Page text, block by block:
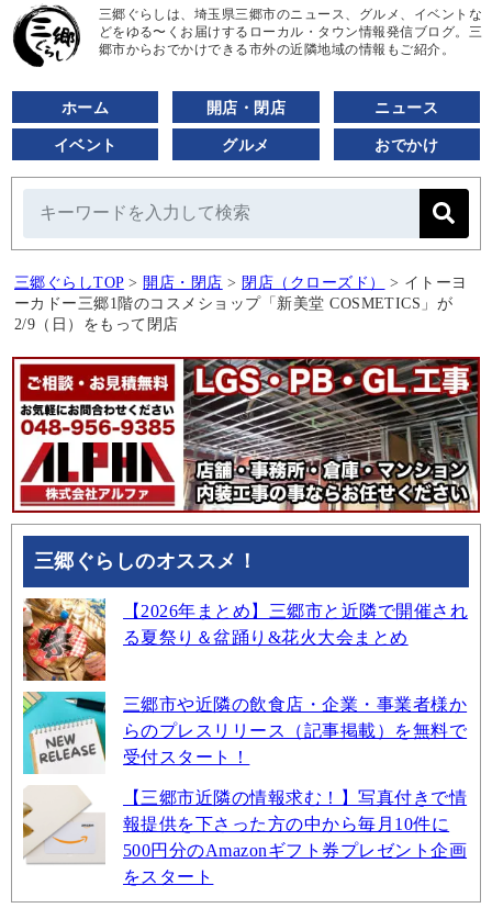
三郷ぐらしは、埼玉県三郷市のニュース、グルメ、イベントな
どをゆる〜くお届けするローカル・タウン情報発信ブログ。三
郷市からおでかけできる市外の近隣地域の情報もご紹介。
ホーム 開店・閉店 ニュース
イベント グルメ おでかけ
三郷ぐらしTOP > 開店・閉店 > 閉店（クローズド） > イトーヨ
ーカドー三郷1階のコスメショップ「新美堂 COSMETICS」が
2/9（日）をもって閉店
三郷ぐらしのオススメ！
【2026年まとめ】三郷市と近隣で開催され
る夏祭り＆盆踊り&花火大会まとめ
三郷市や近隣の飲食店・企業・事業者様か
らのプレスリリース（記事掲載）を無料で
受付スタート！
【三郷市近隣の情報求む！】写真付きで情
報提供を下さった方の中から毎月10件に
500円分のAmazonギフト券プレゼント企画
をスタート